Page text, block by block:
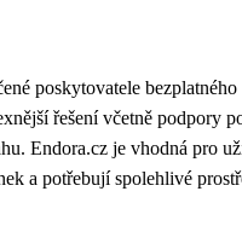
poskytovatele
řešení včetně podpory
Endora.cz je vhodná pro
a potřebují spolehlivé